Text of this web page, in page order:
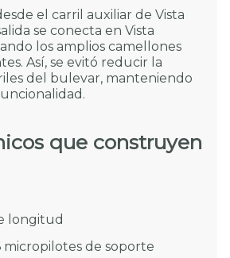
el carril auxiliar de Vista
se conecta en Vista
los amplios camellones
Así, se evitó reducir la
del bulevar, manteniendo
que construyen
longitud
micropilotes de soporte